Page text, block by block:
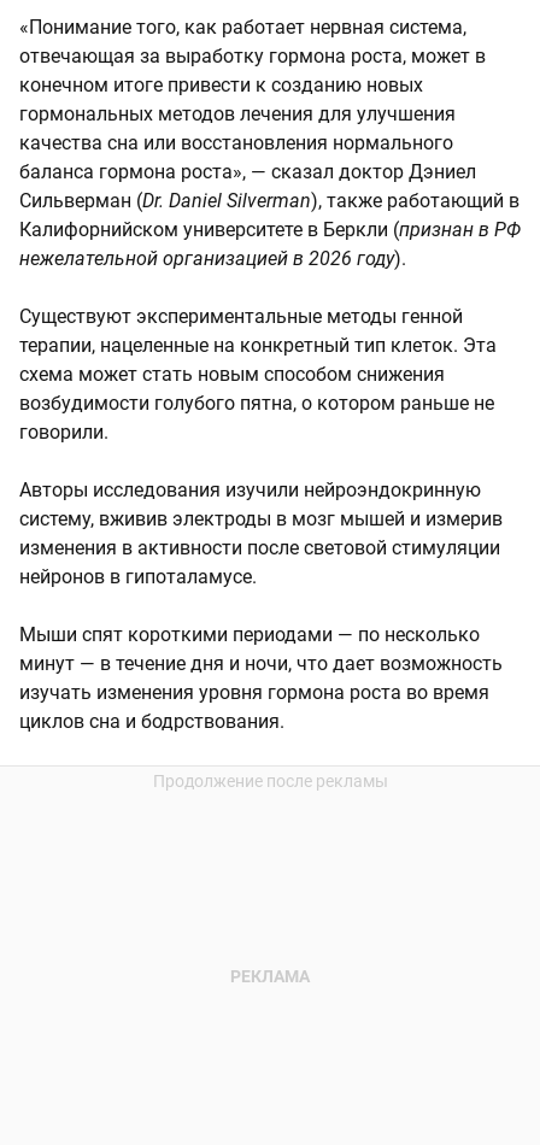
«Понимание того, как работает нервная система,
отвечающая за выработку гормона роста, может в
конечном итоге привести к созданию новых
гормональных методов лечения для улучшения
качества сна или восстановления нормального
баланса гормона роста», — сказал доктор Дэниел
Сильверман (Dr. Daniel Silverman), также работающий в
Калифорнийском университете в Беркли (признан в РФ
нежелательной организацией в 2026 году).
Существуют экспериментальные методы генной
терапии, нацеленные на конкретный тип клеток. Эта
схема может стать новым способом снижения
возбудимости голубого пятна, о котором раньше не
говорили.
Авторы исследования изучили нейроэндокринную
систему, вживив электроды в мозг мышей и измерив
изменения в активности после световой стимуляции
нейронов в гипоталамусе.
Мыши спят короткими периодами — по несколько
минут — в течение дня и ночи, что дает возможность
изучать изменения уровня гормона роста во время
циклов сна и бодрствования.